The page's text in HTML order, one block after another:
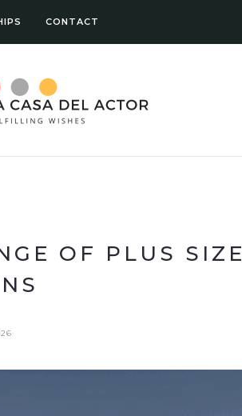
CONTACT
OF PLUS SIZE